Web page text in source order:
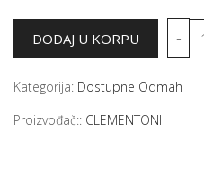
Kategorija: Dostupne Odmah
Proizvođač:: CLEMENTONI